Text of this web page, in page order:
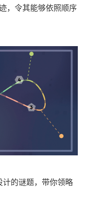
，令其能够依照顺序
计的谜题，带你领略